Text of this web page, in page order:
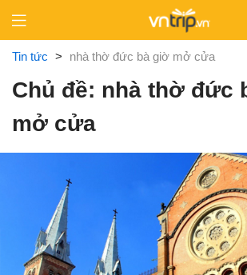
content
Tin tức > nhà thờ đức bà giờ mở cửa
Chủ đề: nhà thờ đức
mở cửa